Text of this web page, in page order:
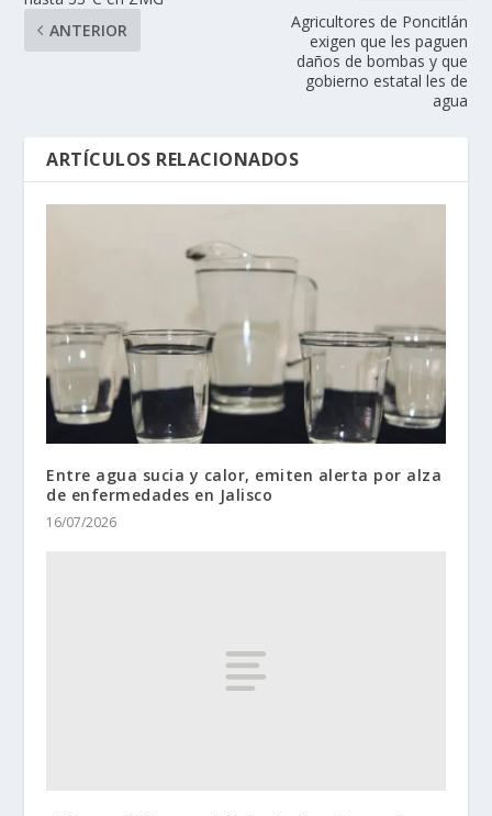
ANTERIOR
Agricultores de Poncitlán
exigen que les paguen
daños de bombas y que
gobierno estatal les de
agua
ARTÍCULOS RELACIONADOS
Entre agua sucia y calor, emiten alerta por alza
de enfermedades en Jalisco
16/07/2026